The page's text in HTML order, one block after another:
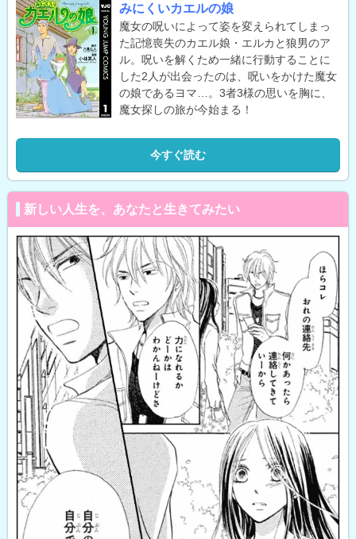
みにくいカエルの娘
魔女の呪いによって姿を変えられてしまっ
た記憶喪失のカエル娘・エルカと狼男のア
ル。呪いを解くため一緒に行動することに
した2人が出会ったのは、呪いをかけた魔女
の娘であるヨマ…。3者3様の思いを胸に、
魔女探しの旅が今始まる！
今すぐ読む
新しい人生を、あなたと生きてみたい